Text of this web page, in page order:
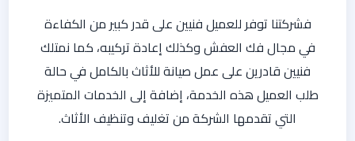
فشركتنا توفر للعميل فنيين على قدر كبير من الكفاءة
في مجال فك العفش وكذلك إعادة تركيبه، كما نمتلك
فنيين قادرين على عمل صيانة للأثاث بالكامل في حالة
طلب العميل هذه الخدمة، إضافة إلى الخدمات المتميزة
التي تقدمها الشركة من تغليف وتنظيف الأثاث.